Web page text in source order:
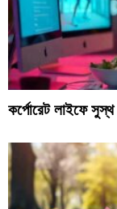
কর্পোরেট লাইফে সুস্থ